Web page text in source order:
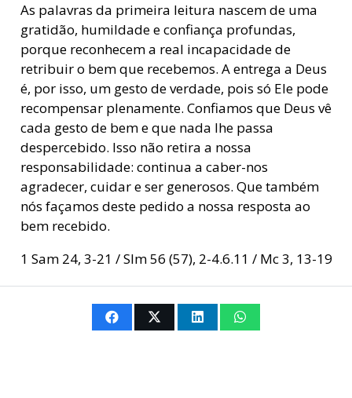
As palavras da primeira leitura nascem de uma
gratidão, humildade e confiança profundas,
porque reconhecem a real incapacidade de
retribuir o bem que recebemos. A entrega a Deus
é, por isso, um gesto de verdade, pois só Ele pode
recompensar plenamente. Confiamos que Deus vê
cada gesto de bem e que nada lhe passa
despercebido. Isso não retira a nossa
responsabilidade: continua a caber-nos
agradecer, cuidar e ser generosos. Que também
nós façamos deste pedido a nossa resposta ao
bem recebido.
1 Sam 24, 3-21 / Slm 56 (57), 2-4.6.11 / Mc 3, 13-19